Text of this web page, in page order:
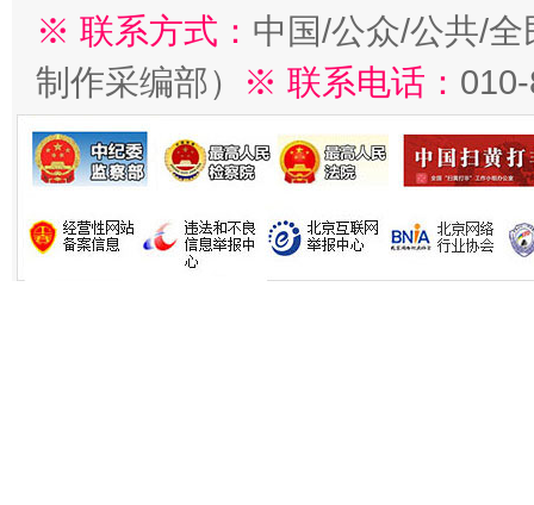
※ 联系方式： 中国/公众/公共/
制作采编部）
※ 联系电话：